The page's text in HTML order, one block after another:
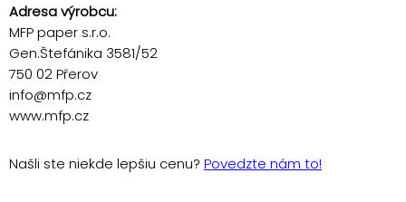
Adresa výrobcu:
MFP paper s.r.o.
Gen.Štefánika 3581/52
750 02 Přerov
info@mfp.cz
www.mfp.cz
Našli ste niekde lepšiu cenu? Povedzte nám to!